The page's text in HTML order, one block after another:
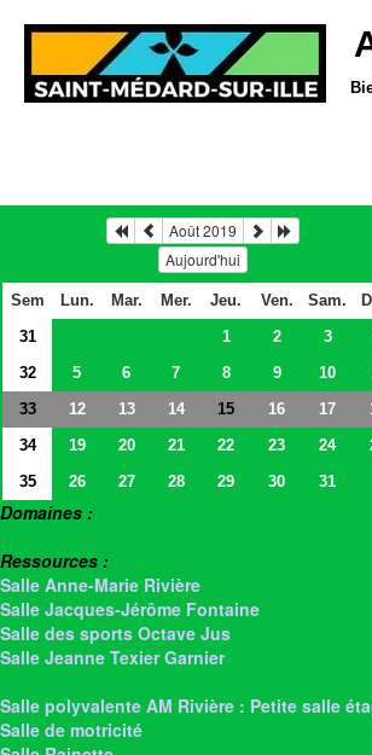
Août 2019
Aujourd'hui
Sem Lun. Mar. Mer. Jeu. Ven. Sam.
31
1 2 3
32
5 6 7 8 9 10
33
12 13 14 15 16 17
34
19 20 21 22 23 24
35
26 27 28 29 30 31
Domaines :
Ressources :
Salle Anne-Marie Rivière
Salle Jacques-Jérôme Fontaine
Salle des sports Octave Jus
Salle Jeanne Texier Garnier
Salle polyvalente AM Rivière : Petite salle
Salle de motricité